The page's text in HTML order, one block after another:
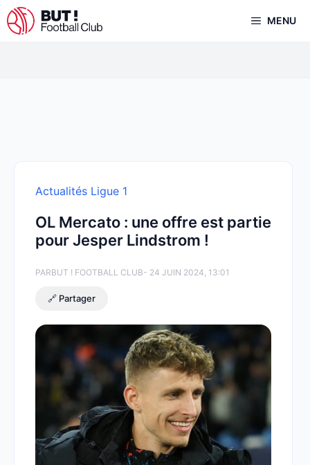
Aller
au
MENU
Actualités Ligue 1
OL Mercato : une offre est partie
pour Jesper Lindstrom !
PARBUT ! FOOTBALL CLUB- 24 JUIN 2024, 13:01
🔗 Partager